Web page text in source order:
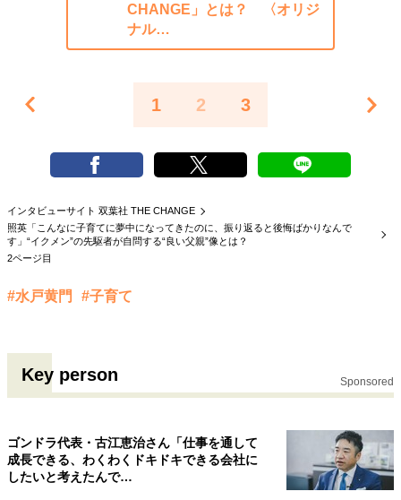
CHANGE」とは？ 〈オリジ
ナル…
1 2 3
インタビューサイト 双葉社 THE CHANGE
照英「こんなに子育てに夢中になってきたのに、振り返ると後悔ばかりなんで
す」“イクメン”の先駆者が自問する“良い父親”像とは？
2ページ目
#水戸黄門 #子育て
Key person Sponsored
ゴンドラ代表・古江恵治さん「仕事を通して
成長できる、わくわくドキドキできる会社に
したいと考えたんで…